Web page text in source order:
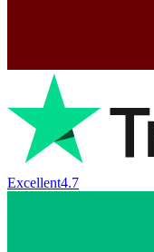
Excellent4.7